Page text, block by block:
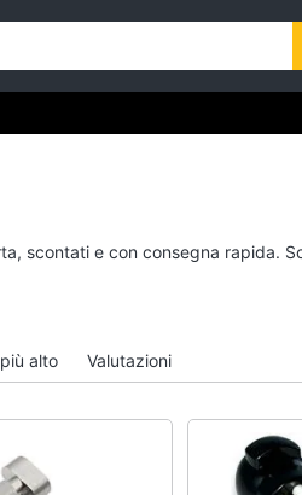
scontati e con consegna rapida.
alto Valutazioni